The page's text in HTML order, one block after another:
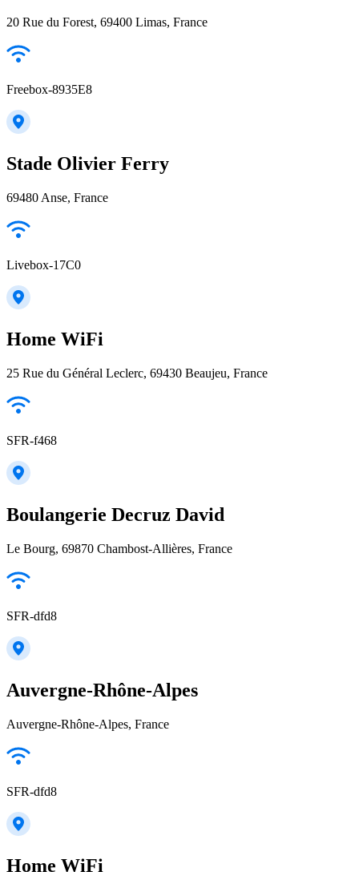
20 Rue du Forest, 69400 Limas, France
Freebox-8935E8
Stade Olivier Ferry
69480 Anse, France
Livebox-17C0
Home WiFi
25 Rue du Général Leclerc, 69430 Beaujeu, France
SFR-f468
Boulangerie Decruz David
Le Bourg, 69870 Chambost-Allières, France
SFR-dfd8
Auvergne-Rhône-Alpes
Auvergne-Rhône-Alpes, France
SFR-dfd8
Home WiFi